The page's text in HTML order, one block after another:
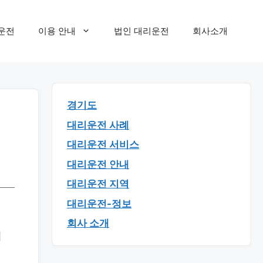
전 이용 안내 법인 대리운전 회사소개
경기도
대리운전 사례
대리운전 서비스
대리운전 안내
대리운전 지역
대리운전-정보
회사 소개